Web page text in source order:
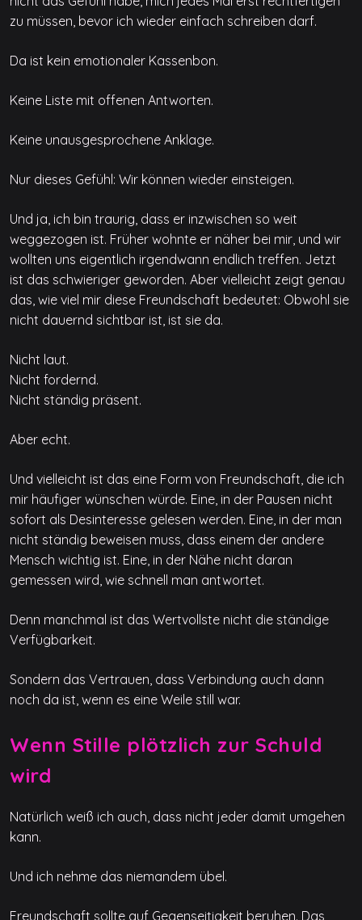
zu müssen, bevor ich wieder einfach schreiben darf.
Da ist kein emotionaler Kassenbon.
Keine Liste mit offenen Antworten.
Keine unausgesprochene Anklage.
Nur dieses Gefühl: Wir können wieder einsteigen.
Und ja, ich bin traurig, dass er inzwischen so weit
weggezogen ist. Früher wohnte er näher bei mir, und wir
wollten uns eigentlich irgendwann endlich treffen. Jetzt
ist das schwieriger geworden. Aber vielleicht zeigt genau
das, wie viel mir diese Freundschaft bedeutet: Obwohl sie
nicht dauernd sichtbar ist, ist sie da.
Nicht laut.
Nicht fordernd.
Nicht ständig präsent.
Aber echt.
Und vielleicht ist das eine Form von Freundschaft, die ich
mir häufiger wünschen würde. Eine, in der Pausen nicht
sofort als Desinteresse gelesen werden. Eine, in der man
nicht ständig beweisen muss, dass einem der andere
Mensch wichtig ist. Eine, in der Nähe nicht daran
gemessen wird, wie schnell man antwortet.
Denn manchmal ist das Wertvollste nicht die ständige
Verfügbarkeit.
Sondern das Vertrauen, dass Verbindung auch dann
noch da ist, wenn es eine Weile still war.
Wenn Stille plötzlich zur Schuld
wird
Natürlich weiß ich auch, dass nicht jeder damit umgehen
kann.
Und ich nehme das niemandem übel.
Freundschaft sollte auf Gegenseitigkeit beruhen. Das